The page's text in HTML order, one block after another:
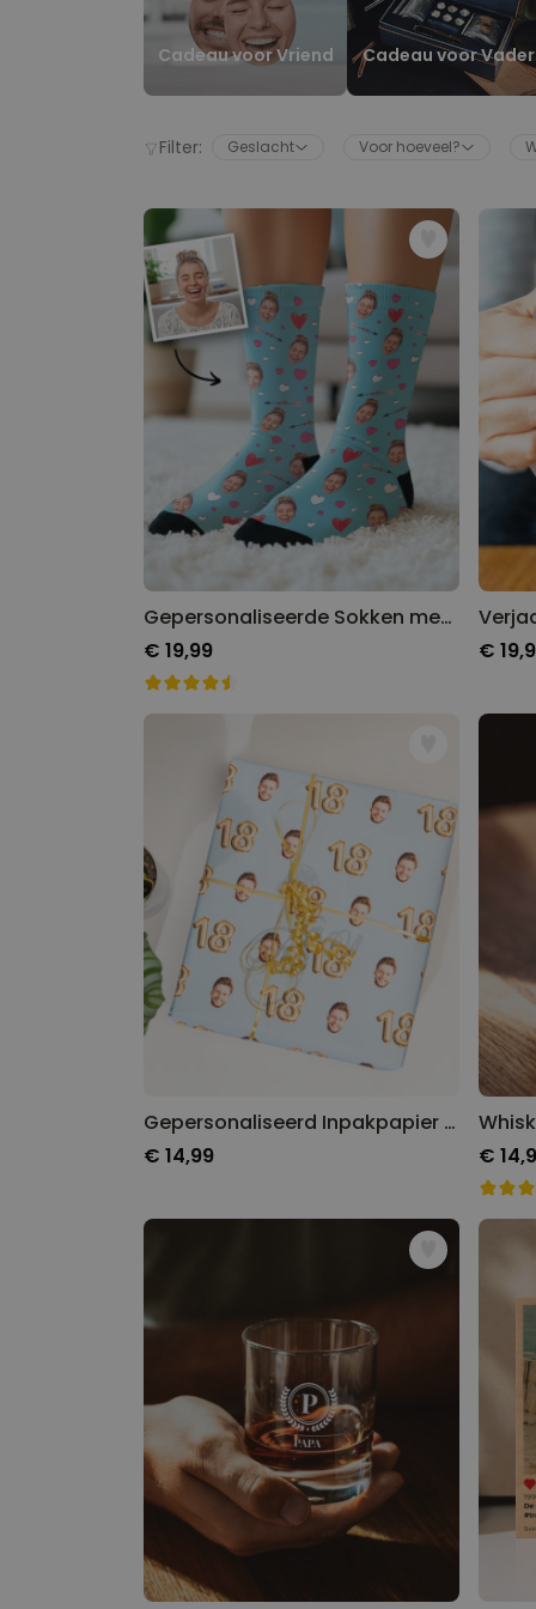
Cadeau voor Vriend Cadeau voor Vader
Filter: Geslacht Voor hoeveel?
Gepersonaliseerde Sokken met Foto Gezicht Romantisch
€ 19,99
€
Gepersonaliseerd Inpakpapier Verjaardag met Foto Gezicht Verjaardag
€ 14,99
€